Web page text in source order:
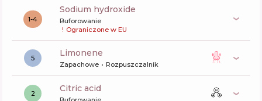
1-4
sodium hydroxide
Buforowanie
! Ograniczone w EU
5 limonene
Zapachowe Rozpuszczalnik
2 citric acid